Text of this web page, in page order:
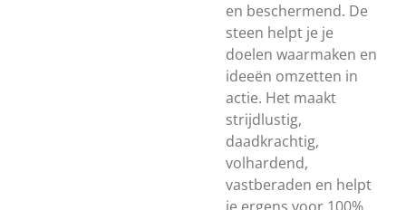
en beschermend. De
steen helpt je je
doelen waarmaken en
ideeën omzetten in
actie. Het maakt
strijdlustig,
daadkrachtig,
volhardend,
vastberaden en helpt